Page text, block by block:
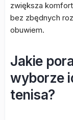
zwiększa
bez zbędnych
obuwiem.
Jakie
wyborze
tenisa?